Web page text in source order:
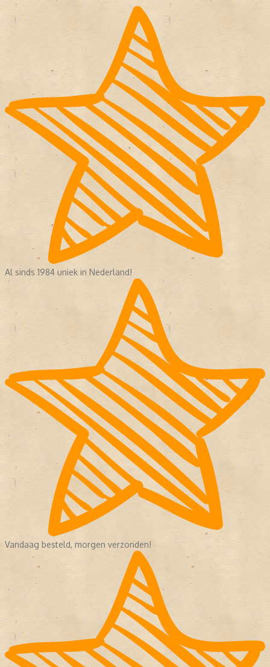
Al sinds 1984 uniek in Nederland!
Vandaag besteld, morgen verzonden!